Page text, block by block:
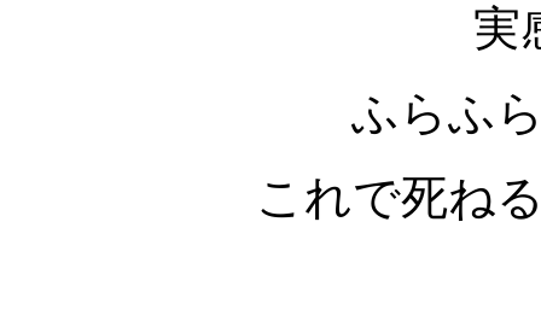
実
ふらふ
これで死ね